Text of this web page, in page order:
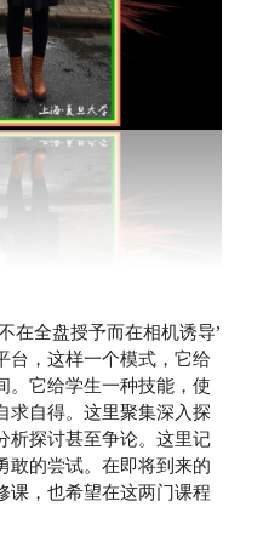
在全盘授予而在相机诱导’
台，这样一个模式，它给
。它给学生一种技能，使
求自得。这里聚集深入探
析探讨甚至争论。这里记
敢的尝试。在即将到来的
课，也希望在这两门课程